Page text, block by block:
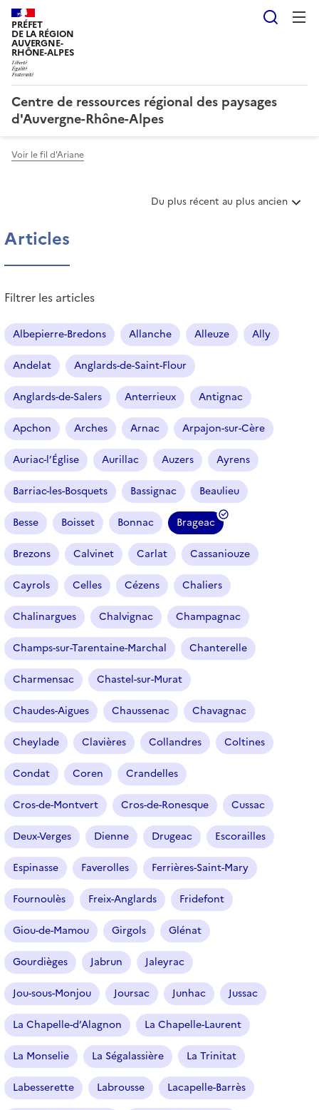
PRÉFET
DE LA RÉGION
AUVERGNE-
RHÔNE-ALPES
Centre de ressources régional des paysages
d'Auvergne-Rhône-Alpes
Voir le fil d'Ariane
T
t
i
c
l
e
s
Du plus récent au plus ancien
Articles
Filtrer les articles
Albepierre-Bredons Allanche Alleuze Ally
Andelat Anglards-de-Saint-Flour
Anglards-de-Salers Anterrieux Antignac
Apchon Arches Arnac Arpajon-sur-Cère
Auriac-l’Église Aurillac Auzers Ayrens
Barriac-les-Bosquets Bassignac Beaulieu
Besse Boisset Bonnac Brageac
(
f
i
l
t
r
e
s
e
c
t
i
n
é
Brezons Calvinet Carlat Cassaniouze
Cayrols Celles Cézens Chaliers
Chalinargues Chalvignac Champagnac
Champs-sur-Tarentaine-Marchal Chanterelle
Charmensac Chastel-sur-Murat
Chaudes-Aigues Chaussenac Chavagnac
Cheylade Clavières Collandres Coltines
Condat Coren Crandelles
Cros-de-Montvert Cros-de-Ronesque Cussac
Deux-Verges Dienne Drugeac Escorailles
Espinasse Faverolles Ferrières-Saint-Mary
Fournoulès Freix-Anglards Fridefont
Giou-de-Mamou Girgols Glénat
Gourdièges Jabrun Jaleyrac
Jou-sous-Monjou Joursac Junhac Jussac
La Chapelle-d’Alagnon La Chapelle-Laurent
La Monselie La Ségalassière La Trinitat
Labesserette Labrousse Lacapelle-Barrès